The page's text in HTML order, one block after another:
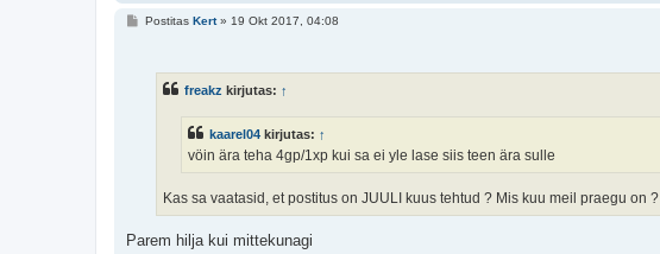
PPostitas Kert» 19 Okt 2017, 04:08
freakz kirjutas: ↑
kaarel04 kirjutas: ↑
vöin ära teha 4gp/1xp kui sa ei yle lase siis teen ära sulle
Kas sa vaatasid, et postitus on JUULI kuus tehtud ? Mis kuu meil praegu on ?
Parem hilja kui mittekunagi